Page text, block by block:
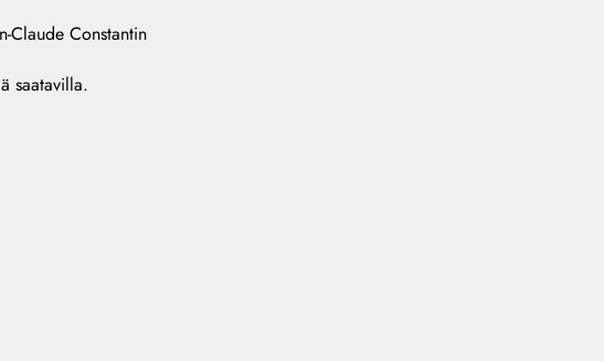
Claude Constantin
saatavilla.